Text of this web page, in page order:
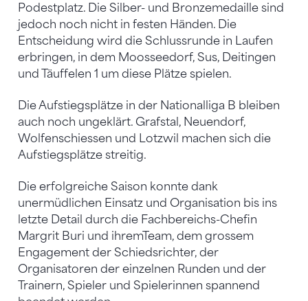
Podestplatz. Die Silber- und Bronzemedaille sind
jedoch noch nicht in festen Händen. Die
Entscheidung wird die Schlussrunde in Laufen
erbringen, in dem Moosseedorf, Sus, Deitingen
und Täuffelen 1 um diese Plätze spielen.
Die Aufstiegsplätze in der Nationalliga B bleiben
auch noch ungeklärt. Grafstal, Neuendorf,
Wolfenschiessen und Lotzwil machen sich die
Aufstiegsplätze streitig.
Die erfolgreiche Saison konnte dank
unermüdlichen Einsatz und Organisation bis ins
letzte Detail durch die Fachbereichs-Chefin
Margrit Buri und ihremTeam, dem grossem
Engagement der Schiedsrichter, der
Organisatoren der einzelnen Runden und der
Trainern, Spieler und Spielerinnen spannend